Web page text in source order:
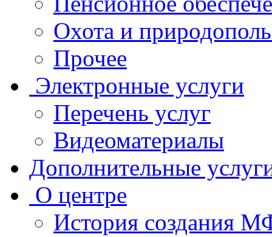
Охота и
Прочее
Электронные услуги
Перечень услуг
Видеоматериалы
Дополнительные
О центре
История создания